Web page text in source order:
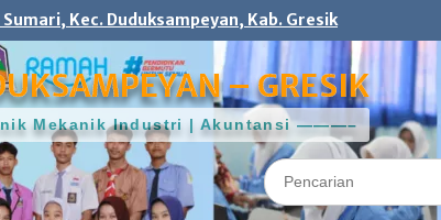
Sumari, Kec. Duduksampeyan, Kab. Gresik
– GRESIK
Mekanik Industri | Akuntansi ———–
Search
for: